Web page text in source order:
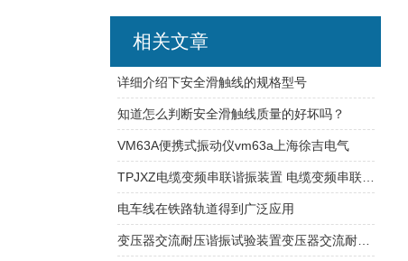
相关文章
详细介绍下安全滑触线的规格型号
知道怎么判断安全滑触线质量的好坏吗？
VM63A便携式振动仪vm63a上海徐吉电气
电车线在铁路轨道得到广泛应用
变压器交流耐压谐振试验装置变压器交流耐压谐振试验装置